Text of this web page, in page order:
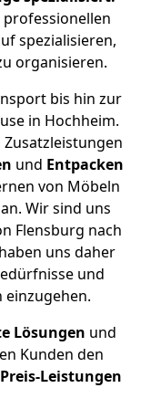
spezialisieren,
organisieren.
bis hin zur
in Hochheim.
und Entpacken
von Möbeln
Wir sind uns
Flensburg nach
uns daher
und
einzugehen.
Lösungen und
Kunden den
Leistungen